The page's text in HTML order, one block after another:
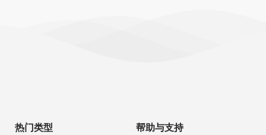
热门类型 帮助与支持